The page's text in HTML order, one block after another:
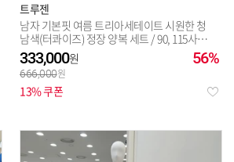
트루젠
남자 기본핏 여름 트리아세테이트 시원한 청
남색(터콰이즈) 정장 양복 세트 / 90, 115사이
즈 예복 면접용 출
56%
333,000
666,000
13% 쿠폰